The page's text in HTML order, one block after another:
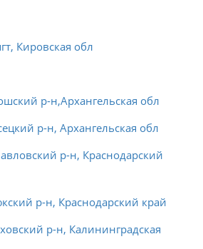
Кировская обл
р-н,Архангельская обл
р-н, Архангельская обл
р-н, Краснодарский
р-н, Краснодарский край
р-н, Калининградская